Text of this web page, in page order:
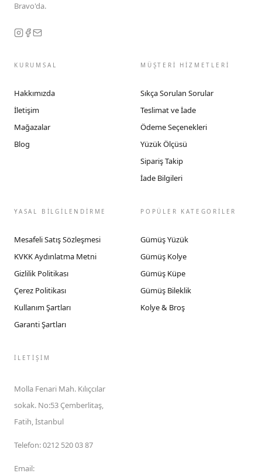
Bravo'da.
KURUMSAL
Hakkımızda
İletişim
Mağazalar
Blog
MÜŞTERİ HİZMETLERİ
Sıkça Sorulan Sorular
Teslimat ve İade
Ödeme Seçenekleri
Yüzük Ölçüsü
Sipariş Takip
İade Bilgileri
YASAL BİLGİLENDİRME
Mesafeli Satış Sözleşmesi
KVKK Aydınlatma Metni
Gizlilik Politikası
Çerez Politikası
Kullanım Şartları
Garanti Şartları
POPÜLER KATEGORİLER
Gümüş Yüzük
Gümüş Kolye
Gümüş Küpe
Gümüş Bileklik
Kolye & Broş
İLETIŞIM
Molla Fenari Mah. Kılıçcılar
sokak. No:53 Çemberlitaş,
Fatih, İstanbul
Telefon:0212 520 03 87
Email: